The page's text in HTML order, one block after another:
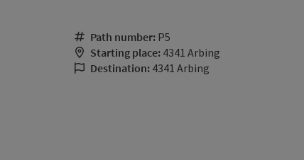
Path number: P5
Starting place: 4341 Arbing
Destination: 4341 Arbing